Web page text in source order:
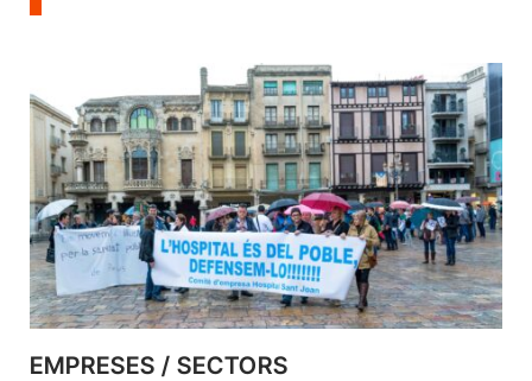
EMPRESES / SECTORS